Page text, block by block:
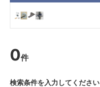
0件
検索条件を入力してください